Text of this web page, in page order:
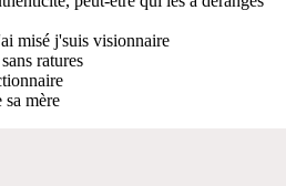
misé j'suis visionnaire
ratures
sa mère